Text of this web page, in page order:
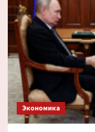
ставки
ЦБ
на
Экономика